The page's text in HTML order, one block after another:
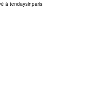
à tendaysinparis